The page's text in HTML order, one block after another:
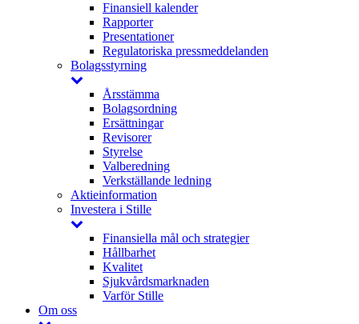
Finansiell kalender
Rapporter
Presentationer
Regulatoriska pressmeddelanden
Bolagsstyrning
Årsstämma
Bolagsordning
Ersättningar
Revisorer
Styrelse
Valberedning
Verkställande ledning
Aktieinformation
Investera i Stille
Finansiella mål och strategier
Hållbarhet
Kvalitet
Sjukvårdsmarknaden
Varför Stille
Om oss